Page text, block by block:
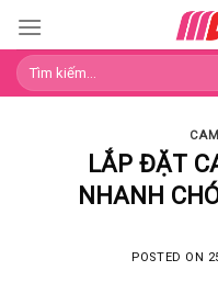
content
Tìm
kiếm:
LẮP ĐẶT
NHANH
POSTED ON